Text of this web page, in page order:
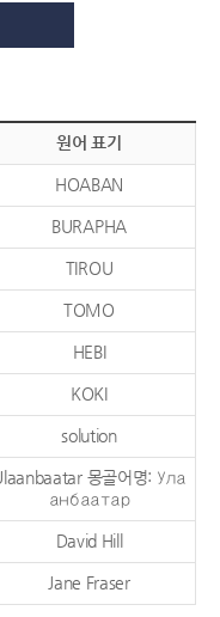
원어 표기
HOABAN
BURAPHA
TIROU
TOMO
HEBI
KOKI
solution
몽골어명: Ула
анбаатар
David Hill
Jane Fraser